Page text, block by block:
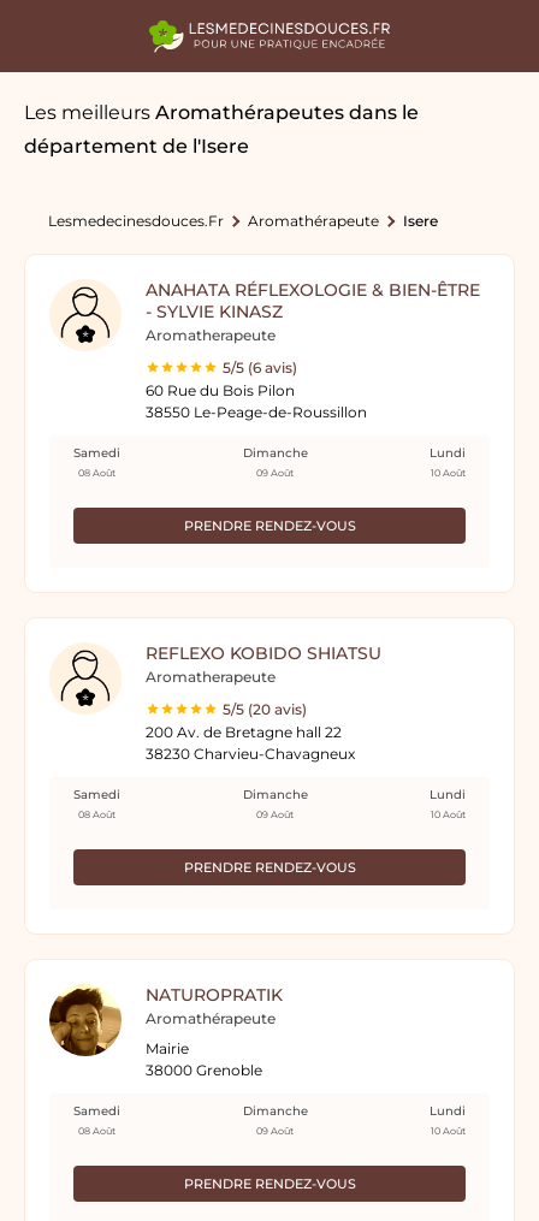
Les meilleurs Aromathérapeutes dans le
département de l'Isere
Lesmedecinesdouces.fr Aromathérapeute Isere
ANAHATA RÉFLEXOLOGIE & BIEN-ÊTRE
- SYLVIE KINASZ
Aromatherapeute
5/5 (6 avis)
60 Rue du Bois Pilon
38550 Le-Peage-de-Roussillon
PRENDRE RENDEZ-VOUS
Samedi
08 Août
Dimanche
09 Août
Lundi
10 Août
REFLEXO KOBIDO SHIATSU
Aromatherapeute
5/5 (20 avis)
200 Av. de Bretagne hall 22
38230 Charvieu-Chavagneux
PRENDRE RENDEZ-VOUS
Samedi
08 Août
Dimanche
09 Août
Lundi
10 Août
NATUROPRATIK
Aromathérapeute
Mairie
38000 Grenoble
PRENDRE RENDEZ-VOUS
Samedi
08 Août
Dimanche
09 Août
Lundi
10 Août